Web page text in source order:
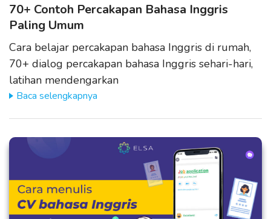
70+ Contoh Percakapan Bahasa Inggris
Paling Umum
Cara belajar percakapan bahasa Inggris di rumah,
70+ dialog percakapan bahasa Inggris sehari-hari,
latihan mendengarkan
Baca selengkapnya